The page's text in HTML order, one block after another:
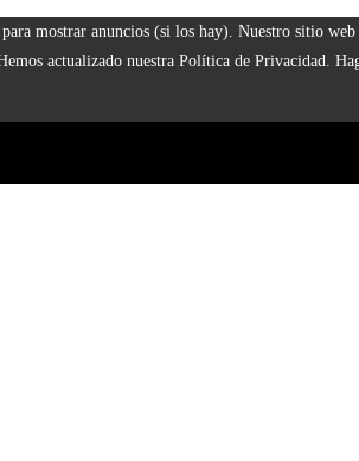
mostrar anuncios (si los hay). Nuestro sitio
actualizado nuestra Política de Privacidad.